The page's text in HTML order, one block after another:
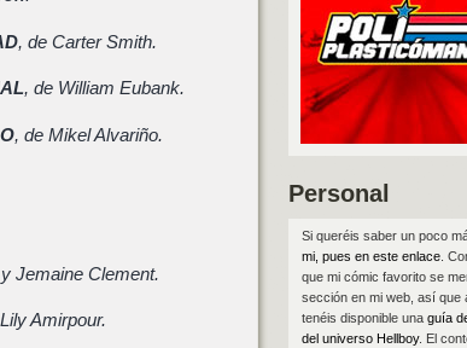
, de Carter Smith.
, de William Eubank.
, de Mikel Alvariño.
Jemaine Clement.
Amirpour.
Personal
Si queréis saber un poco
mi, pues en este enlace.
que mi cómic favorito se
sección en mi web, así que
tenéis disponible una guía
del universo Hellboy. El